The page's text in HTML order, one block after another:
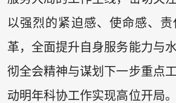
以强烈的紧迫感、使命感、
革，全面提升自身服务能力与
彻全会精神与谋划下一步重点
动明年科协工作实现高位开局